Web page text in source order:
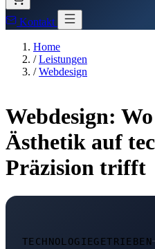
Kontakt
Home
/ Leistungen
/ Webdesign
Webdesign:
Ästhetik auf
Präzision trifft
TECHNOLOGIEGETRIEBEN